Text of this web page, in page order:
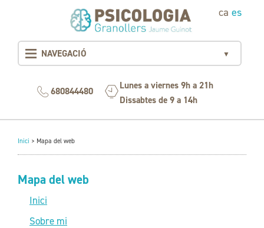
NAVEGACIÓ ▼
caes
680844480
Lunes a viernes 9h a 21h
Dissabtes de 9 a 14h
Inici > Mapa del web
Mapa del web
Inici
Sobre mi